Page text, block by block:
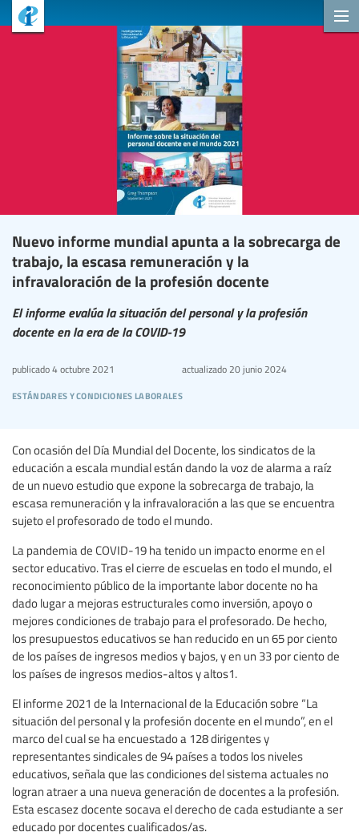
Nuevo informe mundial apunta a la sobrecarga de
trabajo, la escasa remuneración y la
infravaloración de la profesión docente
El informe evalúa la situación del personal y la profesión
docente en la era de la COVID-19
estándares y condiciones laborales
publicado4 octubre 2021 actualizado20 junio 2024
Con ocasión del Día Mundial del Docente, los sindicatos de la
educación a escala mundial están dando la voz de alarma a raíz
de un nuevo estudio que expone la sobrecarga de trabajo, la
escasa remuneración y la infravaloración a las que se encuentra
sujeto el profesorado de todo el mundo.
La pandemia de COVID-19 ha tenido un impacto enorme en el
sector educativo. Tras el cierre de escuelas en todo el mundo, el
reconocimiento público de la importante labor docente no ha
dado lugar a mejoras estructurales como inversión, apoyo o
mejores condiciones de trabajo para el profesorado. De hecho,
los presupuestos educativos se han reducido en un 65 por ciento
de los países de ingresos medios y bajos, y en un 33 por ciento de
los países de ingresos medios-altos y altos1.
El informe 2021 de la Internacional de la Educación sobre “La
situación del personal y la profesión docente en el mundo”, en el
marco del cual se ha encuestado a 128 dirigentes y
representantes sindicales de 94 países a todos los niveles
educativos, señala que las condiciones del sistema actuales no
logran atraer a una nueva generación de docentes a la profesión.
Esta escasez docente socava el derecho de cada estudiante a ser
educado por docentes cualificados/as.